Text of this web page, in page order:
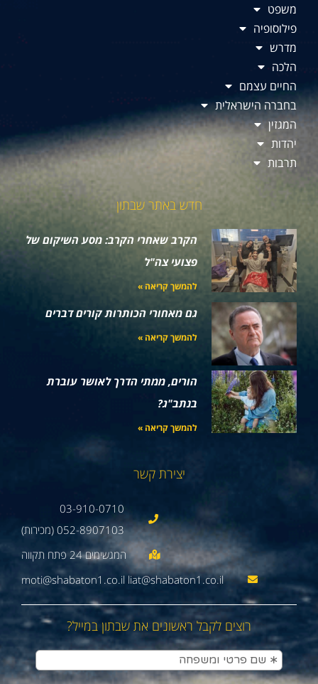
משפט
פילוסופיה
מדרש
הלכה
החיים עצמם
בחברה הישראלית
המגזין
יהדות
תרבות
חדש באתר שבתון
הקרב שאחרי הקרב: מסע השיקום של
פצועי צה"ל
להמשך קריאה »
גם מאחורי הכותרות קורים דברים
להמשך קריאה »
הורים, ממתי הדרך לאושר עוברת
בנתב"ג?
להמשך קריאה »
יצירת קשר
03-910-0710
052-8907103 (מכירות)
moti@shabaton1.co.il liat@shabaton1.co.il
רוצים לקבל ראשונים את שבתון במייל?